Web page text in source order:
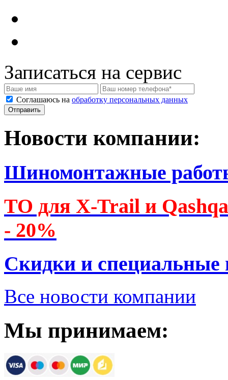
Записаться на сервис
Соглашаюсь на обработку персональных данных
Новости компании:
Шиномонтажные
ТО для X-Trail и
- 20%
Скидки и специальные
Все новости компании
Мы принимаем: